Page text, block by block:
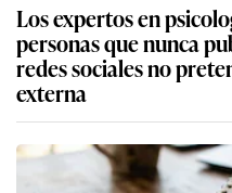
Los expertos en
personas que nunca
redes sociales no
externa